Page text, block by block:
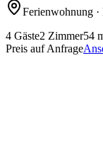
Ferienwohnung
4 Gäste2 Zimmer54
Preis auf Anfrage